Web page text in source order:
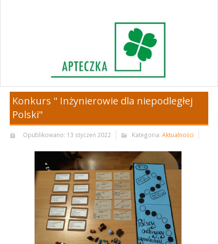
Konkurs " Inżynierowie dla niepodległej
Polski"
Opublikowano: 13 styczeń 2022 Kategoria: Aktualności